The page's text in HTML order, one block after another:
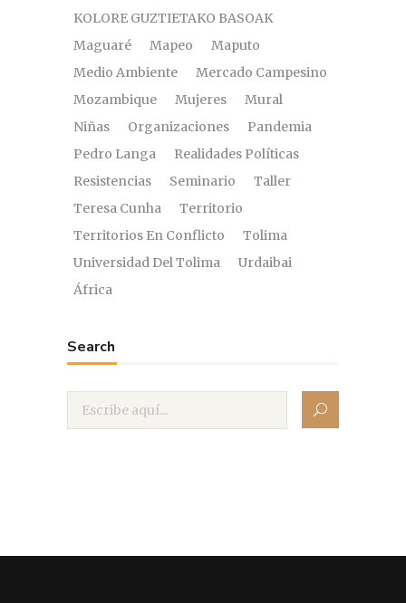
KOLORE GUZTIETAKO BASOAK
Maguaré
Mapeo
Maputo
Medio Ambiente
Mercado Campesino
Mozambique
Mujeres
Mural
Niñas
Organizaciones
Pandemia
Pedro Langa
Realidades Políticas
Resistencias
Seminario
Taller
Teresa Cunha
Territorio
Territorios En Conflicto
Tolima
Universidad Del Tolima
Urdaibai
África
Search